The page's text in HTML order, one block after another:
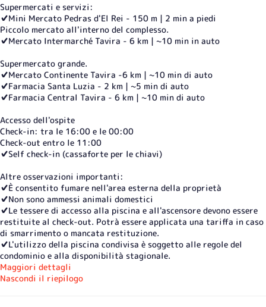
Supermercati e servizi:
✔️Mini Mercato Pedras d'El Rei - 150 m | 2 min a piedi
Piccolo mercato all'interno del complesso.
✔️Mercato Intermarché Tavira - 6 km | ~10 min in auto
Supermercato grande.
✔️Mercato Continente Tavira -6 km | ~10 min di auto
✔️Farmacia Santa Luzia - 2 km | ~5 min di auto
✔️Farmacia Central Tavira - 6 km | ~10 min di auto
Accesso dell'ospite
Check-in: tra le 16:00 e le 00:00
Check-out entro le 11:00
✔️Self check-in (cassaforte per le chiavi)
Altre osservazioni importanti:
✔️È consentito fumare nell'area esterna della proprietà
✔️Non sono ammessi animali domestici
✔️Le tessere di accesso alla piscina e all'ascensore devono essere
restituite al check-out. Potrà essere applicata una tariffa in caso
di smarrimento o mancata restituzione.
✔️L'utilizzo della piscina condivisa è soggetto alle regole del
condominio e alla disponibilità stagionale.
Maggiori dettagli
Nascondi il riepilogo